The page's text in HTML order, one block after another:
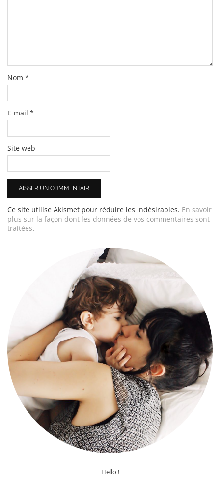
Nom *
E-mail *
Site web
Ce site utilise Akismet pour réduire les indésirables. En savoir
plus sur la façon dont les données de vos commentaires sont
traitées.
Hello !